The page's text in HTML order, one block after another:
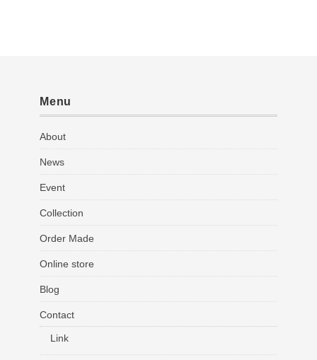
Menu
About
News
Event
Collection
Order Made
Online store
Blog
Contact
Link